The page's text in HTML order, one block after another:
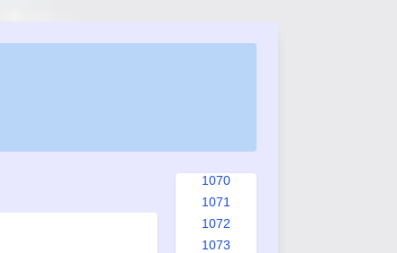
1070
1071
1072
1073